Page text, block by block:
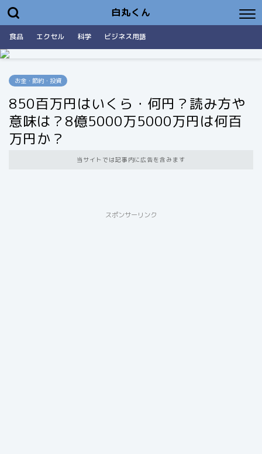
白丸くん
食品 エクセル 科学 ビジネス用語
お金・節約・投資
850百万円はいくら・何円？読み方や
意味は？8億5000万5000万円は何百
万円か？
当サイトでは記事内に広告を含みます
スポンサーリンク